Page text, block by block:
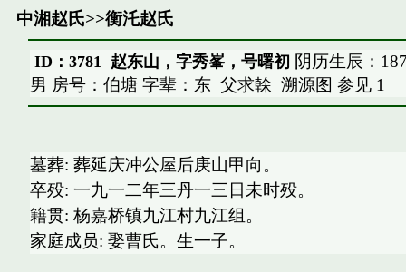
中湘赵氏>>衡汑赵氏
ID：3781 赵东山，字秀峯，号曙初 阴历生辰：
男 房号：伯塘 字辈：东 父求榦 溯源图 参见 1
墓葬: 葬延庆冲公屋后庚山甲向。
卒殁: 一九一二年三丹一三日未时殁。
籍贯: 杨嘉桥镇九江村九江组。
家庭成员: 娶曹氏。生一子。